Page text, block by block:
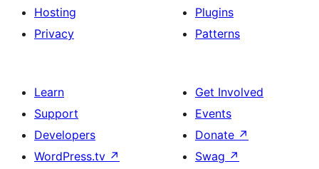
Hosting
Privacy
Plugins
Patterns
Learn
Support
Developers
WordPress.tv ↗
Get Involved
Events
Donate ↗
Swag ↗